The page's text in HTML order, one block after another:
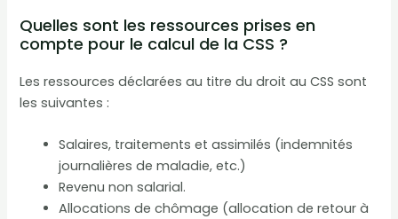
Quelles sont les ressources prises en
compte pour le calcul de la CSS ?
Les ressources déclarées au titre du droit au CSS sont
les suivantes :
Salaires, traitements et assimilés (indemnités
journalières de maladie, etc.)
Revenu non salarial.
Allocations de chômage (allocation de retour à